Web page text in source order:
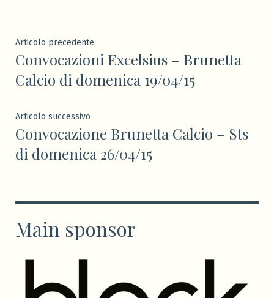
Navigazione
articoli
Articolo precedente
precedente:
Convocazioni Excelsius – Brunetta
Calcio di domenica 19/04/15
Articolo successivo
successivo:
Convocazione Brunetta Calcio – Sts
di domenica 26/04/15
Main sponsor